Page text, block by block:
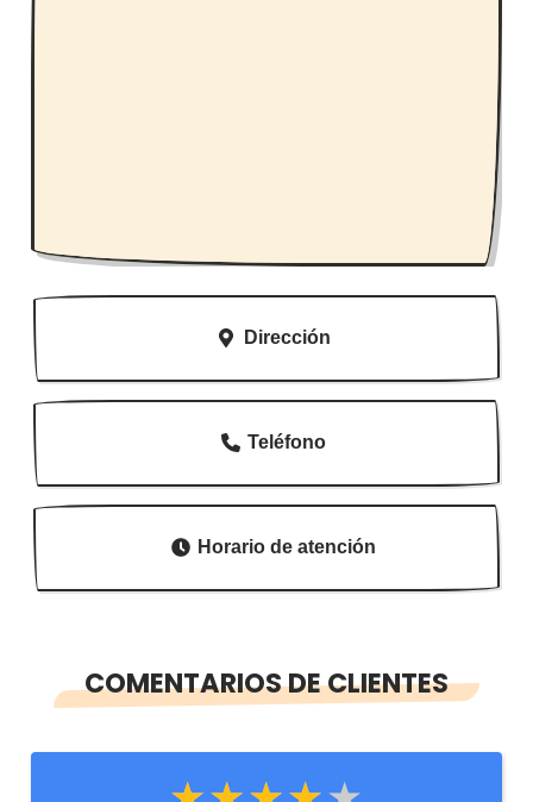
Dirección
Teléfono
Horario de atención
COMENTARIOS DE CLIENTES